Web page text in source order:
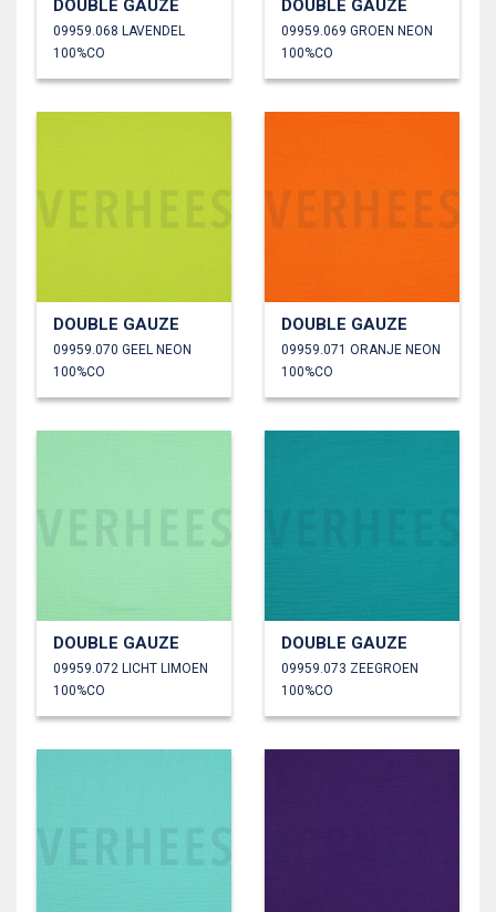
DOUBLE GAUZE
09959.068 LAVENDEL
100%CO
DOUBLE GAUZE
09959.069 GROEN NEON
100%CO
DOUBLE GAUZE
09959.070 GEEL NEON
100%CO
DOUBLE GAUZE
09959.071 ORANJE NEON
100%CO
DOUBLE GAUZE
09959.072 LICHT LIMOEN
100%CO
DOUBLE GAUZE
09959.073 ZEEGROEN
100%CO